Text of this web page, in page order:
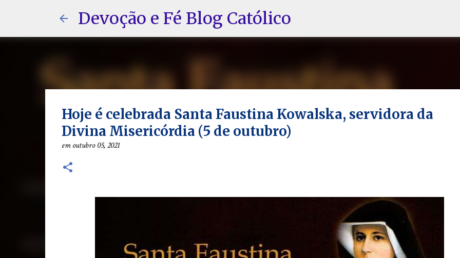
Pular para o conteúdo principal
Devoção e Fé Blog Católico
Hoje é celebrada Santa Faustina Kowalska, servidora da
Divina Misericórdia (5 de outubro)
emoutubro 05, 2021